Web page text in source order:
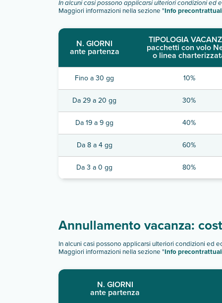
In alcuni casi possono applicarsi ulteriori condizioni ed
Maggiori informazioni nella sezione "Info
N. GIORNI
ante partenza
TIPOLOGIA
pacchetti con volo
o linea
Fino a 30 gg 10%
Da 29 a 20 gg 30%
Da 19 a 9 gg 40%
Da 8 a 4 gg 60%
Da 3 a 0 gg 80%
Annullamento vacanza:
In alcuni casi possono applicarsi ulteriori condizioni ed
Maggiori informazioni nella sezione "Info
N. GIORNI
ante partenza